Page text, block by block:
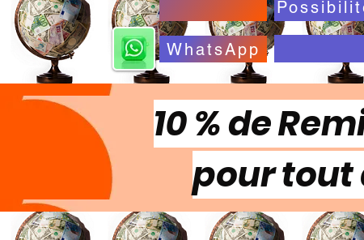
WhatsApp
10 % de
pour tout